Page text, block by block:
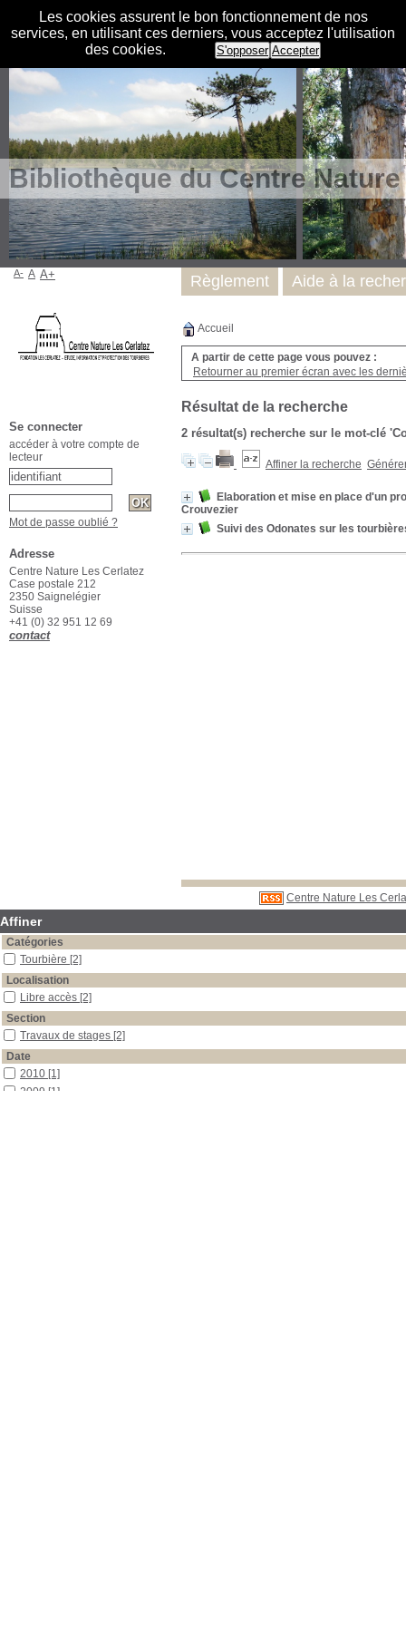
Les cookies assurent le bon fonctionnement de nos
services, en utilisant ces derniers, vous acceptez l'utilisation
des cookies.
S'opposer Accepter
Bibliothèque du Centre
Accueil
A partir de cette page vous pouvez :
Retourner au premier écran avec les
Résultat de la recherche
2 résultat(s) recherche sur le mot-clé
Affiner la recherche
Elaboration et mise en place d'un
Crouvezier
Suivi des Odonates sur les
Centre Nature Les
Règlement Aide à la
A- A A+
Se connecter
accéder à votre compte de
lecteur
Mot de passe oublié ?
Adresse
Centre Nature Les Cerlatez
Case postale 212
2350 Saignelégier
Suisse
+41 (0) 32 951 12 69
contact
Affiner
Catégories
Tourbière [2]
Localisation
Libre accès [2]
Section
Travaux de stages [2]
Date
2010 [1]
2009 [1]